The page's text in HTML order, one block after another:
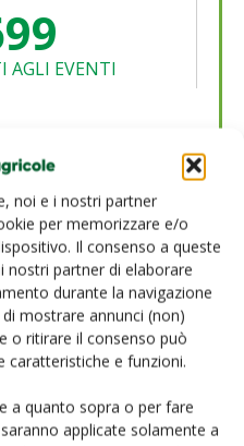
noi e i nostri partner
per memorizzare e/o
Il consenso a queste
partner di elaborare
durante la navigazione
mostrare annunci (non)
o ritirare il consenso può
caratteristiche e funzioni.
a quanto sopra o per fare
applicate solamente a
AGLI EVENTI
CLIENTI